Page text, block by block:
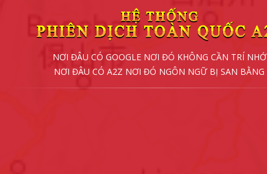
NƠI ĐÂU CÓ GOOGLE NƠI ĐÓ KHÔNG CẦN TRÍ NHỚ
NƠI ĐÂU CÓ A2Z NƠI ĐÓ NGÔN NGỮ BỊ SAN BẰNG